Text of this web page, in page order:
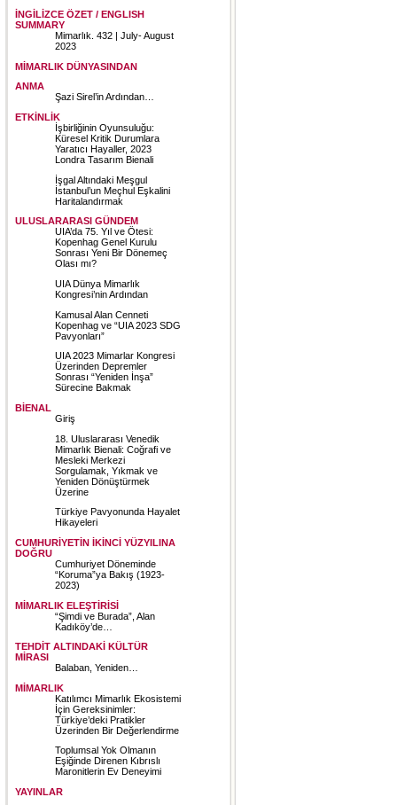
İNGİLİZCE ÖZET / ENGLISH
SUMMARY
Mimarlık. 432 | July- August
2023
MİMARLIK DÜNYASINDAN
ANMA
Şazi Sirel’in Ardından…
ETKİNLİK
İşbirliğinin Oyunsuluğu:
Küresel Kritik Durumlara
Yaratıcı Hayaller, 2023
Londra Tasarım Bienali
İşgal Altındaki Meşgul
İstanbul’un Meçhul Eşkalini
Haritalandırmak
ULUSLARARASI GÜNDEM
UIA’da 75. Yıl ve Ötesi:
Kopenhag Genel Kurulu
Sonrası Yeni Bir Dönemeç
Olası mı?
UIA Dünya Mimarlık
Kongresi’nin Ardından
Kamusal Alan Cenneti
Kopenhag ve “UIA 2023 SDG
Pavyonları”
UIA 2023 Mimarlar Kongresi
Üzerinden Depremler
Sonrası “Yeniden İnşa”
Sürecine Bakmak
BİENAL
Giriş
18. Uluslararası Venedik
Mimarlık Bienali: Coğrafi ve
Mesleki Merkezi
Sorgulamak, Yıkmak ve
Yeniden Dönüştürmek
Üzerine
Türkiye Pavyonunda Hayalet
Hikayeleri
CUMHURİYETİN İKİNCİ YÜZYILINA
DOĞRU
Cumhuriyet Döneminde
“Koruma”ya Bakış (1923-
2023)
MİMARLIK ELEŞTİRİSİ
“Şimdi ve Burada”, Alan
Kadıköy’de…
TEHDİT ALTINDAKİ KÜLTÜR
MİRASI
Balaban, Yeniden…
MİMARLIK
Katılımcı Mimarlık Ekosistemi
İçin Gereksinimler:
Türkiye’deki Pratikler
Üzerinden Bir Değerlendirme
Toplumsal Yok Olmanın
Eşiğinde Direnen Kıbrıslı
Maronitlerin Ev Deneyimi
YAYINLAR